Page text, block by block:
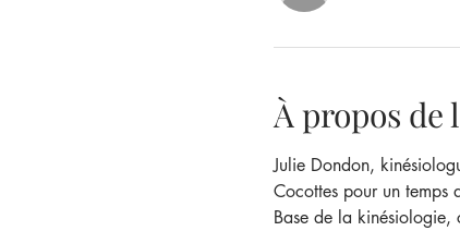
À propos de
Julie Dondon,
Cocottes pour un temps
Base de la kinésiologie,